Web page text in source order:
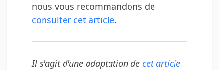
nous vous recommandons de
consulter cet article.
Il s'agit d'une adaptation de cet article